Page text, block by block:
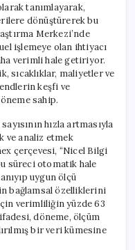
tanımlayarak,
dönüştürerek bu
Merkezi’nde
işlemeye olan ihtiyacı
verimli hale getiriyor.
sıcaklıklar, maliyetler ve
keşfi ve
sahip.
hızla artmasıyla
ve analiz etmek
çerçevesi, “Nicel Bilgi
süreci otomatik hale
uygun ölçü
bağlamsal özelliklerini
verimliliğin yüzde 63
ifadesi, döneme, ölçüm
bir veri kümesine